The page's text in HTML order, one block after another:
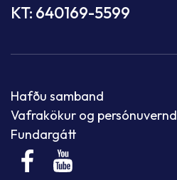
KT: 640169-5599
Hafðu samband
Vafrakökur og persónuvernd
Fundargátt